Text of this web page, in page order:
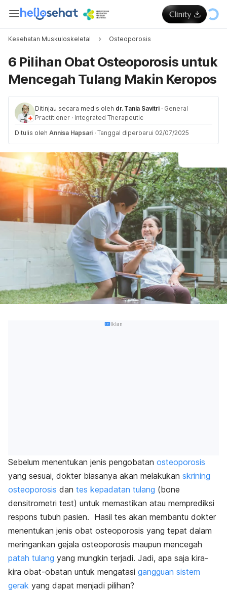
Kesehatan Muskuloskeletal Osteoporosis
6 Pilihan Obat Osteoporosis untuk
Mencegah Tulang Makin Keropos
Ditinjau secara medis oleh dr. Tania Savitri · General
Practitioner · Integrated Therapeutic
Ditulis oleh Annisa Hapsari · Tanggal diperbarui 02/07/2025
Iklan
Sebelum menentukan jenis pengobatan osteoporosis
yang sesuai, dokter biasanya akan melakukan skrining
osteoporosis dan tes kepadatan tulang (bone
densitrometri test) untuk memastikan atau memprediksi
respons tubuh pasien. Hasil tes akan membantu dokter
menentukan jenis obat osteoporosis yang tepat dalam
meringankan gejala osteoporosis maupun mencegah
patah tulang yang mungkin terjadi. Jadi, apa saja kira-
kira obat-obatan untuk mengatasi gangguan sistem
gerak yang dapat menjadi pilihan?